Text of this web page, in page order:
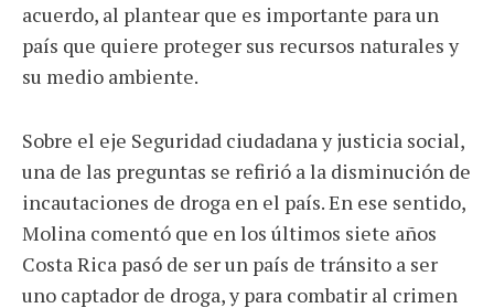
acuerdo, al plantear que es importante para un
país que quiere proteger sus recursos naturales y
su medio ambiente.
Sobre el eje Seguridad ciudadana y justicia social,
una de las preguntas se refirió a la disminución de
incautaciones de droga en el país. En ese sentido,
Molina comentó que en los últimos siete años
Costa Rica pasó de ser un país de tránsito a ser
uno captador de droga, y para combatir al crimen